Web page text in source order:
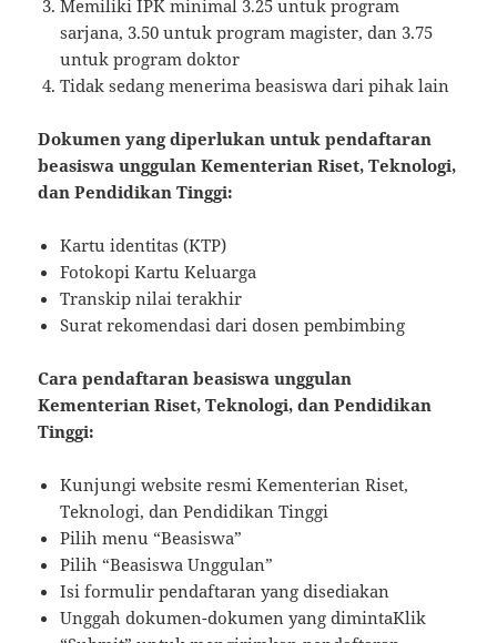
Memiliki IPK minimal 3.25 untuk program
sarjana, 3.50 untuk program magister, dan 3.75
untuk program doktor
Tidak sedang menerima beasiswa dari pihak lain
Dokumen yang diperlukan untuk pendaftaran
beasiswa unggulan Kementerian Riset, Teknologi,
dan Pendidikan Tinggi:
Kartu identitas (KTP)
Fotokopi Kartu Keluarga
Transkip nilai terakhir
Surat rekomendasi dari dosen pembimbing
Cara pendaftaran beasiswa unggulan
Kementerian Riset, Teknologi, dan Pendidikan
Tinggi:
Kunjungi website resmi Kementerian Riset,
Teknologi, dan Pendidikan Tinggi
Pilih menu “Beasiswa”
Pilih “Beasiswa Unggulan”
Isi formulir pendaftaran yang disediakan
Unggah dokumen-dokumen yang dimintaKlik